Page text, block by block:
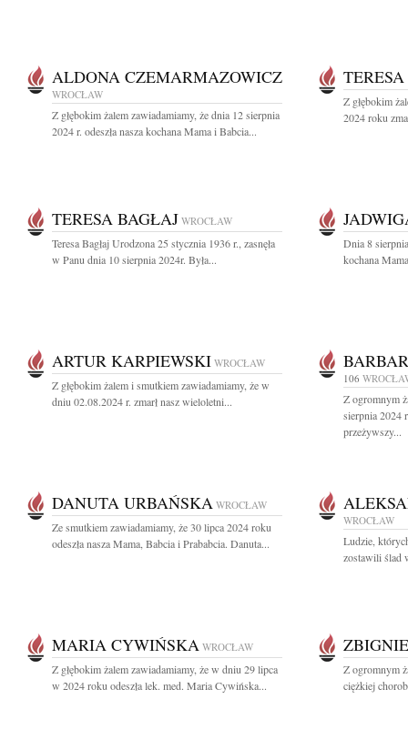
ALDONA CZEMARMAZOWICZ
WROCŁAW
Z głębokim żalem zawiadamiamy, że dnia 12 sierpnia
2024 r. odeszła nasza kochana Mama i Babcia...
Z głębokim
2024 roku
TERESA BAGŁAJ WROCŁAW
Teresa Bagłaj Urodzona 25 stycznia 1936 r., zasnęła
w Panu dnia 10 sierpnia 2024r. Była...
Dnia 8
kochana
ARTUR KARPIEWSKI WROCŁAW
Z głębokim żalem i smutkiem zawiadamiamy, że w
dniu 02.08.2024 r. zmarł nasz wieloletni...
106
Z ogromnym
sierpnia 2024
przeżywszy...
DANUTA URBAŃSKA WROCŁAW
Ze smutkiem zawiadamiamy, że 30 lipca 2024 roku
odeszła nasza Mama, Babcia i Prababcia. Danuta...
WROCŁAW
Ludzie,
zostawili ślad
MARIA CYWIŃSKA WROCŁAW
Z głębokim żalem zawiadamiamy, że w dniu 29 lipca
w 2024 roku odeszła lek. med. Maria Cywińska...
Z ogromnym
ciężkiej